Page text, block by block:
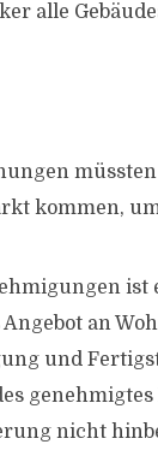
alle
kommen,
an
und
nicht